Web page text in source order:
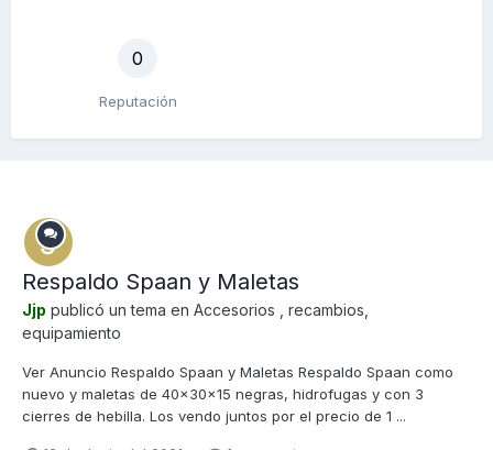
0
Reputación
Respaldo Spaan y Maletas
Jjp publicó un tema en Accesorios , recambios,
equipamiento
Ver Anuncio Respaldo Spaan y Maletas Respaldo Spaan como
nuevo y maletas de 40x30x15 negras, hidrofugas y con 3
cierres de hebilla. Los vendo juntos por el precio de 1 ...